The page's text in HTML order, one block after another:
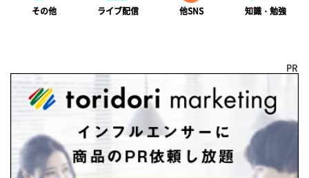
その他 ライブ配信 他SNS 知識・勉強
PR